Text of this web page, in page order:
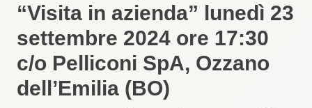
“Visita in azienda” lunedì 23
settembre 2024 ore 17:30
c/o Pelliconi SpA, Ozzano
dell’Emilia (BO)